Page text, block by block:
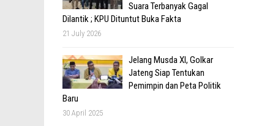
Suara Terbanyak Gagal
Dilantik ; KPU Dituntut Buka Fakta
21 July 2026
Jelang Musda XI, Golkar
Jateng Siap Tentukan
Pemimpin dan Peta Politik
Baru
30 April 2025